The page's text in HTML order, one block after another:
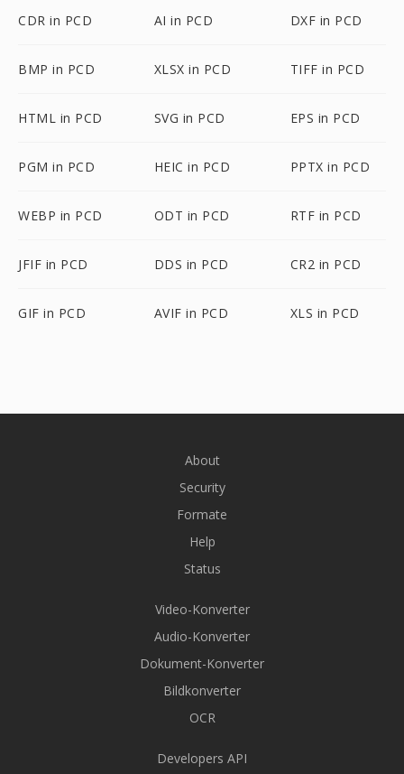
CDR in PCD AI in PCD DXF in PCD
BMP in PCD XLSX in PCD TIFF in PCD
HTML in PCD SVG in PCD EPS in PCD
PGM in PCD HEIC in PCD PPTX in PCD
WEBP in PCD ODT in PCD RTF in PCD
JFIF in PCD DDS in PCD CR2 in PCD
GIF in PCD AVIF in PCD XLS in PCD
About
Security
Formate
Help
Status
Video-Konverter
Audio-Konverter
Dokument-Konverter
Bildkonverter
OCR
Developers API